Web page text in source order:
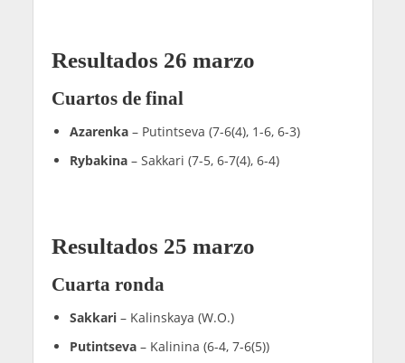
Resultados 26 marzo
Cuartos de final
Azarenka– Putintseva (7-6(4), 1-6, 6-3)
Rybakina– Sakkari (7-5, 6-7(4), 6-4)
Resultados 25 marzo
Cuarta ronda
Sakkari– Kalinskaya (W.O.)
Putintseva– Kalinina (6-4, 7-6(5))